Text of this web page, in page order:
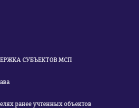
СУБЪЕКТОВ МСП
ранее учтенных объектов